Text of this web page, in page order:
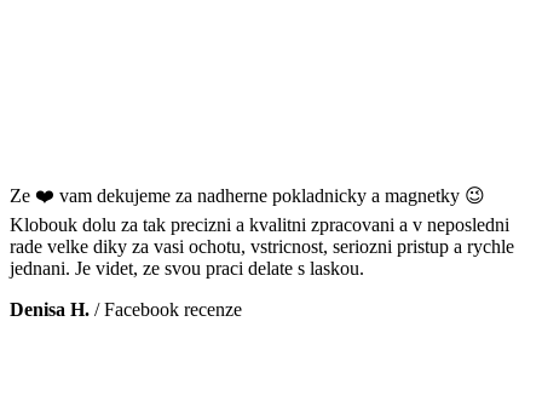
Ze ❤️ vam dekujeme za nadherne pokladnicky a magnetky 😉
Klobouk dolu za tak precizni a kvalitni zpracovani a v neposledni
rade velke diky za vasi ochotu, vstricnost, seriozni pristup a rychle
jednani. Je videt, ze svou praci delate s laskou.
Denisa H. /Facebook recenze